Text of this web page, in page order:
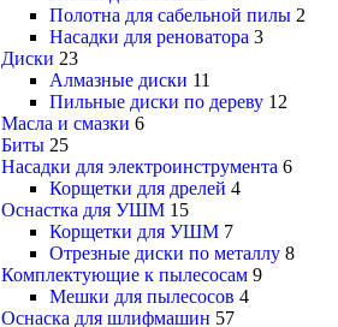
Полотна для сабельной пилы 2
Насадки для реноватора 3
Диски 23
Алмазные диски 11
Пильные диски по дереву 12
Масла и смазки 6
Биты 25
Насадки для электроинструмента 6
Корщетки для дрелей 4
Оснастка для УШМ 15
Корщетки для УШМ 7
Отрезные диски по металлу 8
Комплектующие к пылесосам 9
Мешки для пылесосов 4
Оснаска для шлифмашин 57